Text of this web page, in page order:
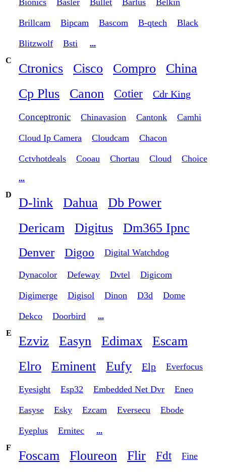
Bionics Basler Bullet Barlus Belkin
Brillcam Bipcam Bascom B-qtech Black
Blitzwolf Bsti
...
C
Ctronics Cisco Compro
China
Cp Plus
Canon Cotier Cdr King
Conceptronic Chinavasion Cantonk Camhi
Cloud Ip Camera Cloudcam Chacon
Cctvhotdeals Cooau Chortau Cloud Choice
...
D
D-link Dahua
Db Power
Dericam
Digitus Dm365 Ipnc
Denver Digoo Digital Watchdog
Dynacolor Defeway Dvtel Digicom
Digimerge Digisol Dinon D3d Dome
Dekco Doorbird
...
E
Ezviz Easyn Edimax
Escam
Elro
Eminent Eufy Elp Everfocus
Eyesight Esp32 Embedded Net Dvr Eneo
Easyse Esky Ezcam Eversecu Ebode
Eyeplus Ernitec
...
F
Foscam Floureon Flir Fdt Fine